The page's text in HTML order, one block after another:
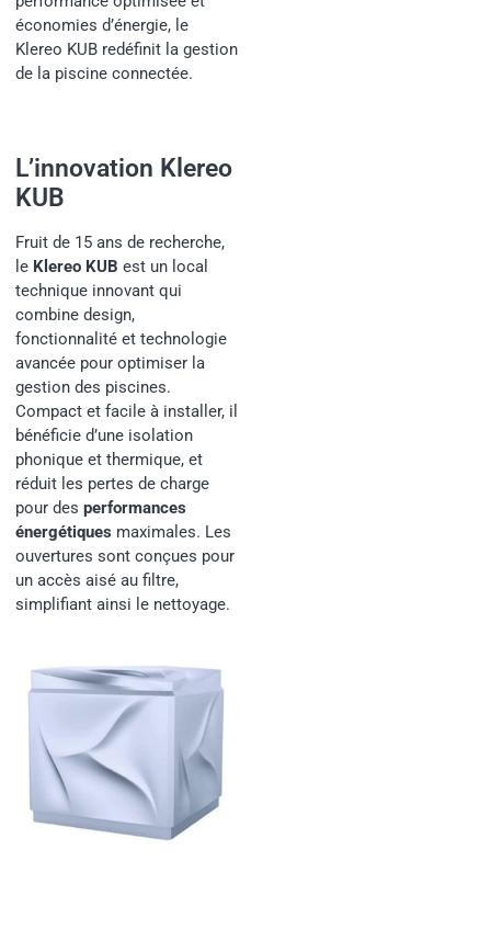
économies d’énergie, le
Klereo KUB redéfinit la gestion
de la piscine connectée.
L’innovation Klereo
KUB
Fruit de 15 ans de recherche,
le Klereo KUB est un local
technique innovant qui
combine design,
fonctionnalité et technologie
avancée pour optimiser la
gestion des piscines.
Compact et facile à installer, il
bénéficie d’une isolation
phonique et thermique, et
réduit les pertes de charge
pour des performances
énergétiques maximales. Les
ouvertures sont conçues pour
un accès aisé au filtre,
simplifiant ainsi le nettoyage.